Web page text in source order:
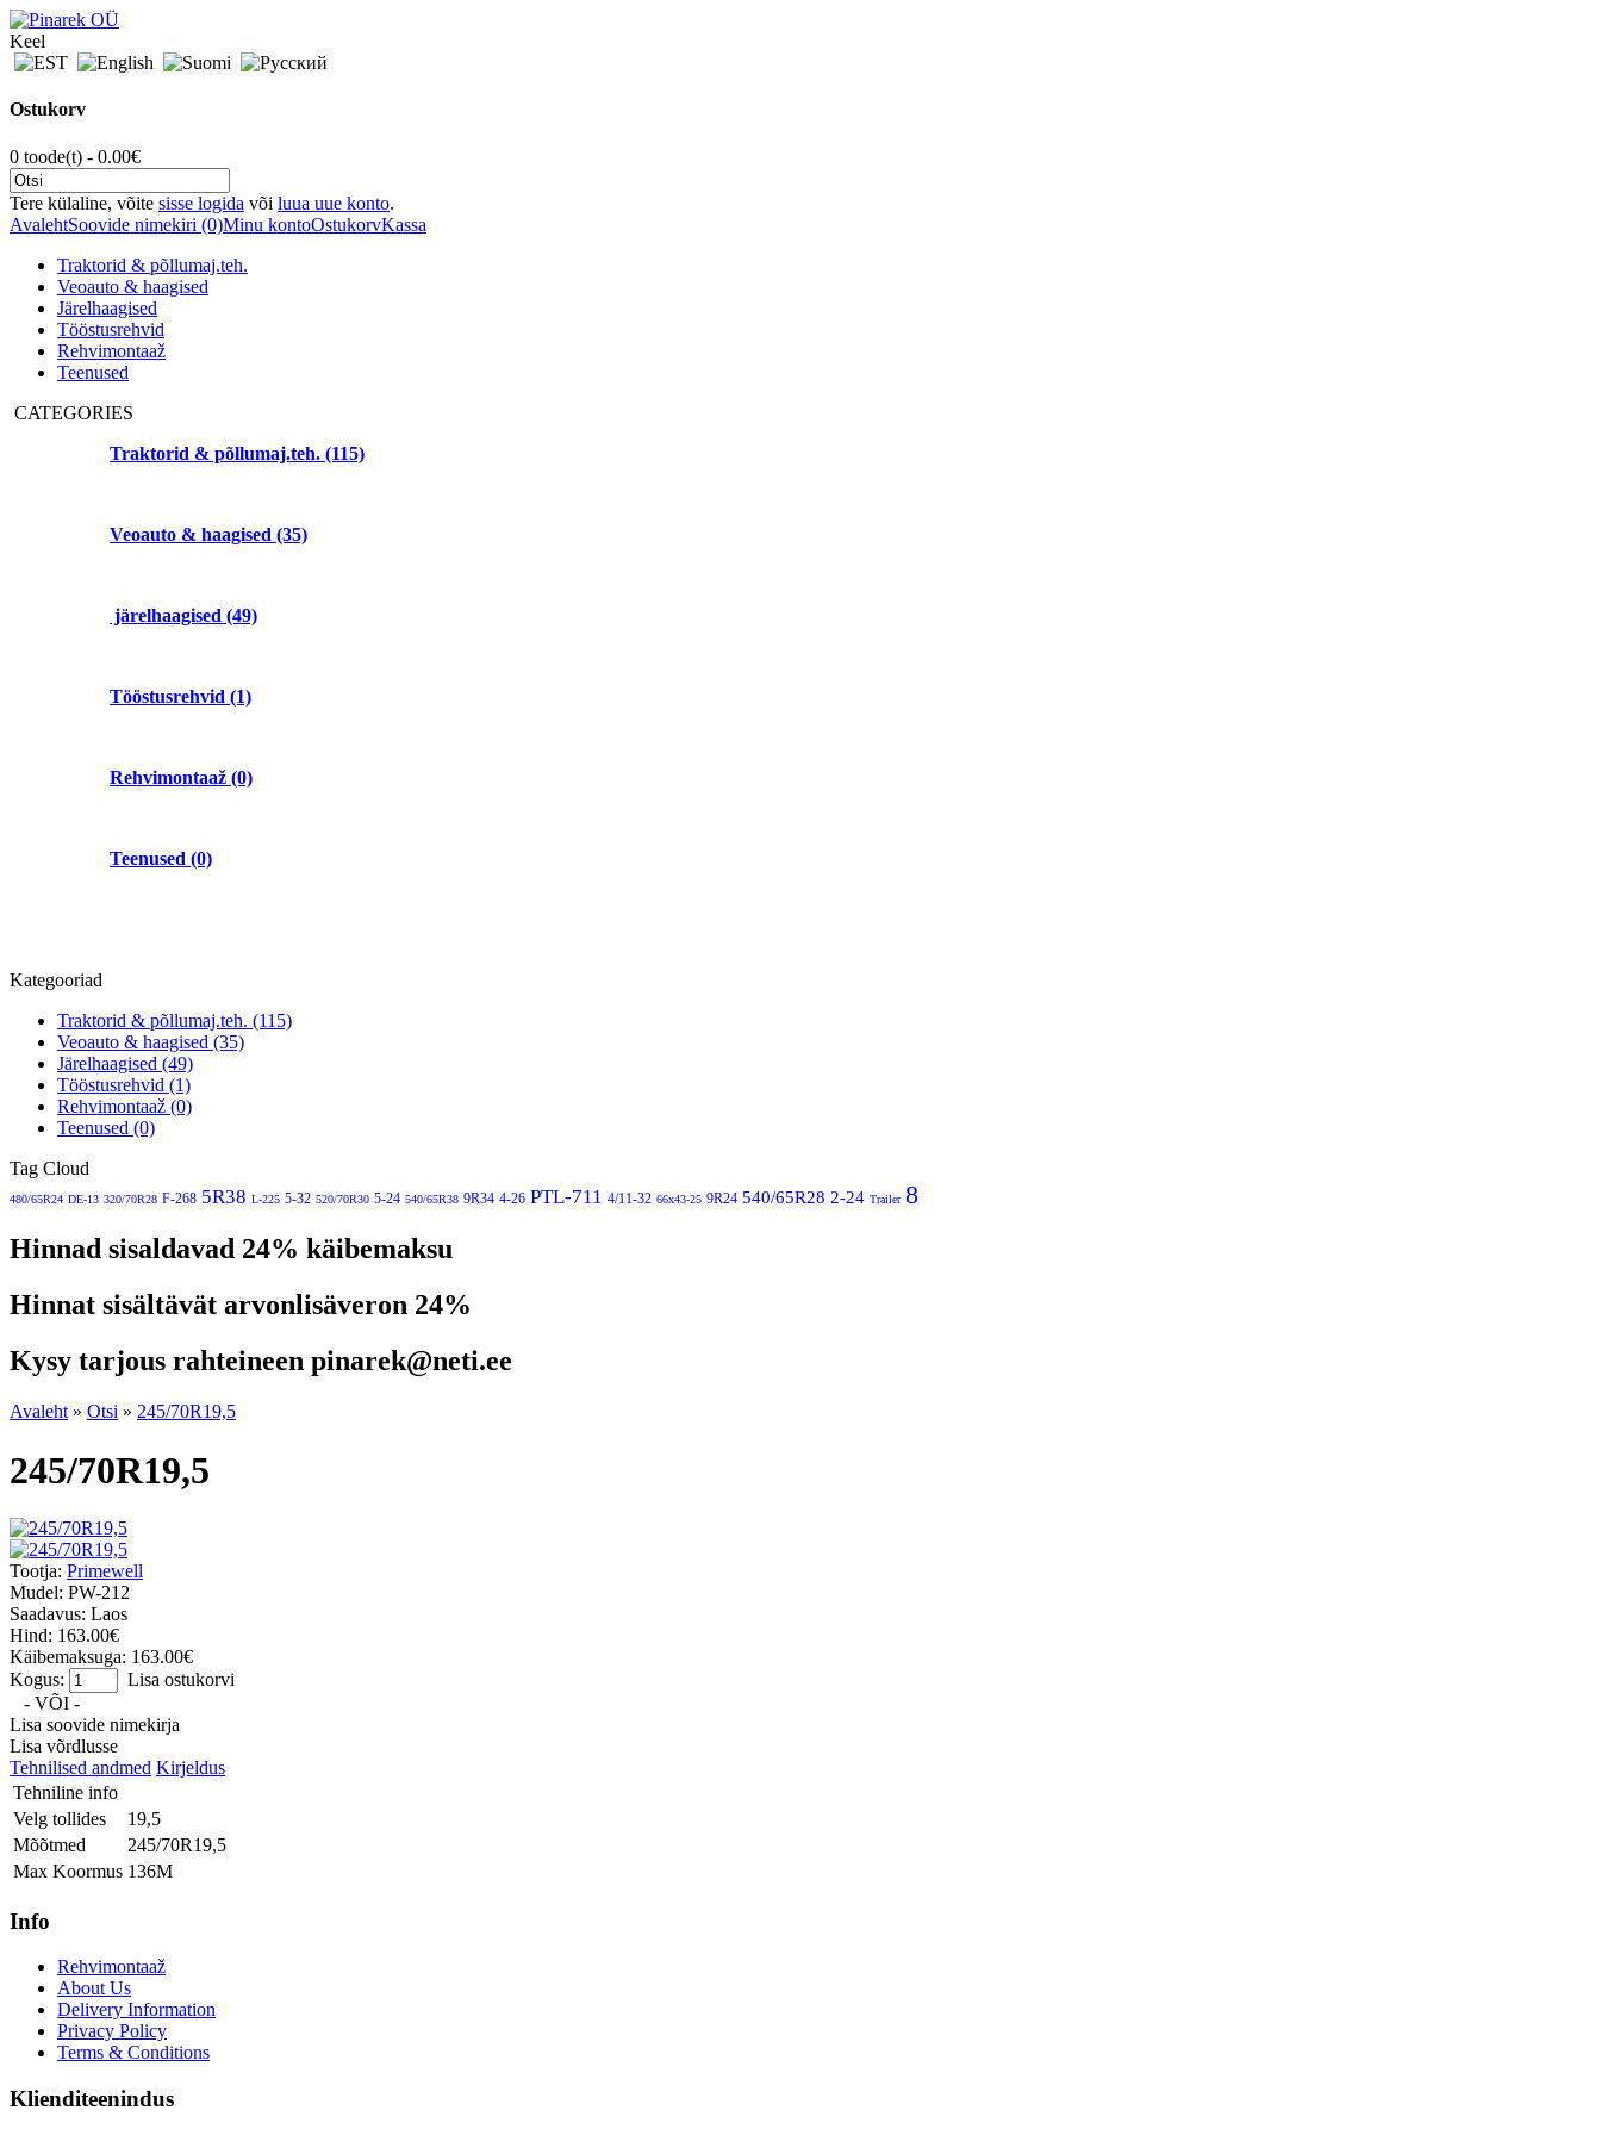
Keel
Ostukorv
0 toode(t) - 0.00€
Tere külaline, võite sisse logida või luua uue konto.
AvalehtSoovide nimekiri (0)Minu kontoOstukorvKassa
Traktorid & põllumaj.teh.
Veoauto & haagised
Järelhaagised
Tööstusrehvid
Rehvimontaaž
Teenused
CATEGORIES
Traktorid & põllumaj.teh. (115)
Veoauto & haagised (35)
järelhaagised (49)
Tööstusrehvid (1)
Rehvimontaaž (0)
Teenused (0)
Kategooriad
Traktorid & põllumaj.teh. (115)
Veoauto & haagised (35)
Järelhaagised (49)
Tööstusrehvid (1)
Rehvimontaaž (0)
Teenused (0)
Tag Cloud
480/65R24 DE-13 320/70R28 F-268 5R38 L-225 5-32 520/70R30 5-24 540/65R38 9R34 4-26 PTL-711 4/11-32 66x43-25 9R24 540/65R28 2-24 Trailer 8
Hinnad sisaldavad 24% käibemaksu
Hinnat sisältävät arvonlisäveron 24%
Kysy tarjous rahteineen pinarek@neti.ee
Avaleht » Otsi » 245/70R19,5
245/70R19,5
Tootja: Primewell
Mudel: PW-212
Saadavus: Laos
Hind: 163.00€
Käibemaksuga: 163.00€
Kogus:
Lisa ostukorvi
- VÕI -
Lisa soovide nimekirja
Lisa võrdlusse
Tehnilised andmed Kirjeldus
Tehniline info
Velg tollides
19,5
Mõõtmed
245/70R19,5
Max Koormus 136M
Info
Rehvimontaaž
About Us
Delivery Information
Privacy Policy
Terms & Conditions
Klienditeenindus